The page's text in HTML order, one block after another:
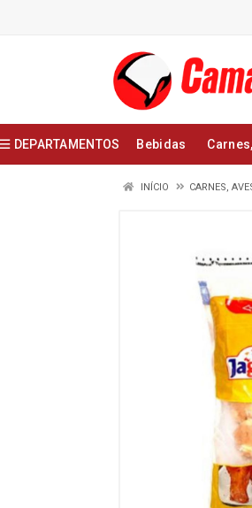
DEPARTAMENTOS Bebidas
INÍCIO CARNES,